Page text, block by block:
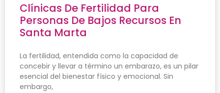
Clínicas De Fertilidad Para
Personas De Bajos Recursos En
Santa Marta
La fertilidad, entendida como la capacidad de
concebir y llevar a término un embarazo, es un pilar
esencial del bienestar físico y emocional. Sin
embargo,